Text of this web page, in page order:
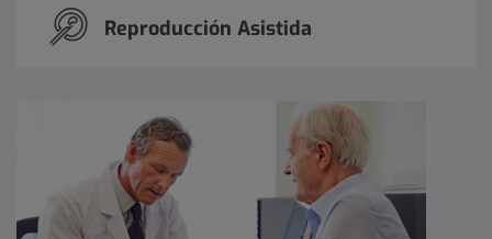
Reproducción Asistida